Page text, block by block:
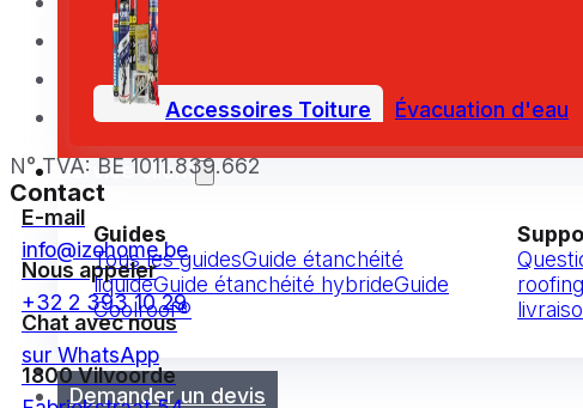
Accessoires Toiture Évacuation d'eau
Service client
Guides
Tous les guidesGuide étanchéité
liquideGuide étanchéité hybrideGuide
Coolroof®
Contact
Demander un devis
N° TVA: BE 1011.839.662
Contact
E-mail
info@izohome.be
Nous appeler
+32 2 393 10 29
Chat avec nous
sur WhatsApp
1800 Vilvoorde